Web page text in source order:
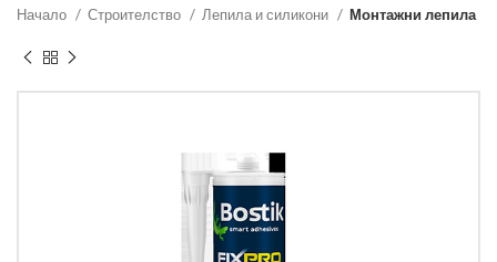
Начало Строителство Лепила и силикони Монтажни лепила